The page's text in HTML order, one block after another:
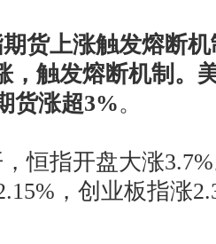
货上涨触发熔断
，触发熔断机制。
货涨超3%。
指开盘大涨3.7%
，创业板指涨